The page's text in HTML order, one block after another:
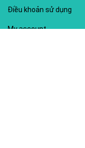
Điều khoản sử dụng
My account